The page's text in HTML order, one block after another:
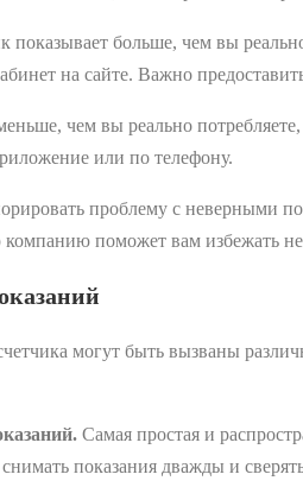
показывает больше, чем вы
на сайте. Важно
чем вы реально
или по телефону.
проблему с неверными
поможет вам избежать
могут быть вызваны
Самая простая и
показания дважды и